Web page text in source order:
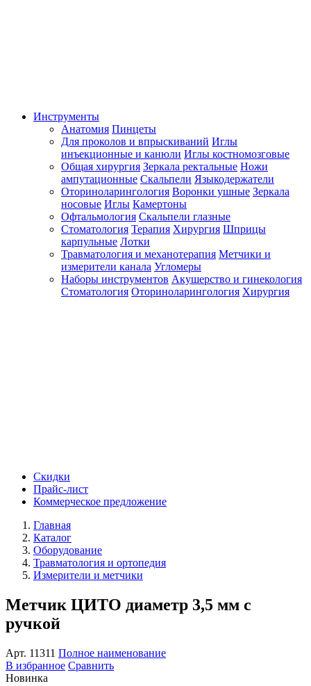
Инструменты
Анатомия Пинцеты
Для проколов и впрыскиваний Иглы
инъекционные и канюли Иглы костномозговые
Общая хирургия Зеркала ректальные Ножи
ампутационные Скальпели Языкодержатели
Оториноларингология Воронки ушные Зеркала
носовые Иглы Камертоны
Офтальмология Скальпели глазные
Стоматология Терапия Хирургия Шприцы
карпульные Лотки
Травматология и механотерапия Метчики и
измерители канала Угломеры
Наборы инструментов Акушерство и гинекология
Стоматология Оториноларингология Хирургия
Скидки
Прайс-лист
Коммерческое предложение
Главная
Каталог
Оборудование
Травматология и ортопедия
Измерители и метчики
Метчик ЦИТО диаметр 3,5 мм с
ручкой
Арт. 11311 Полное наименование
В избранное Сравнить
Новинка